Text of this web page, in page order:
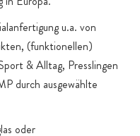
u.a. von
(funktionellen)
& Alltag, Presslingen
durch ausgewählte
oder